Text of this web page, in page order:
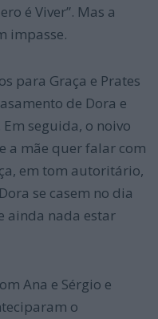
é Viver”. Mas a
impasse.
para Graça e Prates
de Dora e
seguida, o noivo
a mãe quer falar com
em tom autoritário,
se casem no dia
ainda nada estar
Ana e Sérgio e
o